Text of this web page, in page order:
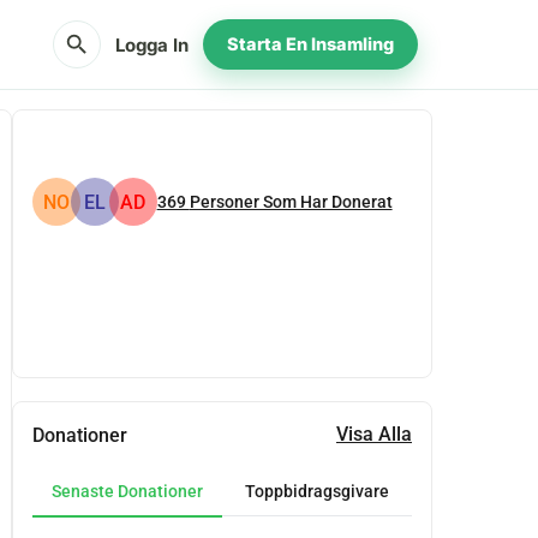
search Logga In Starta En Insamling
NO EL AD 369 Personer Som Har Donerat
Donationer Visa Alla
Senaste Donationer Toppbidragsgivare